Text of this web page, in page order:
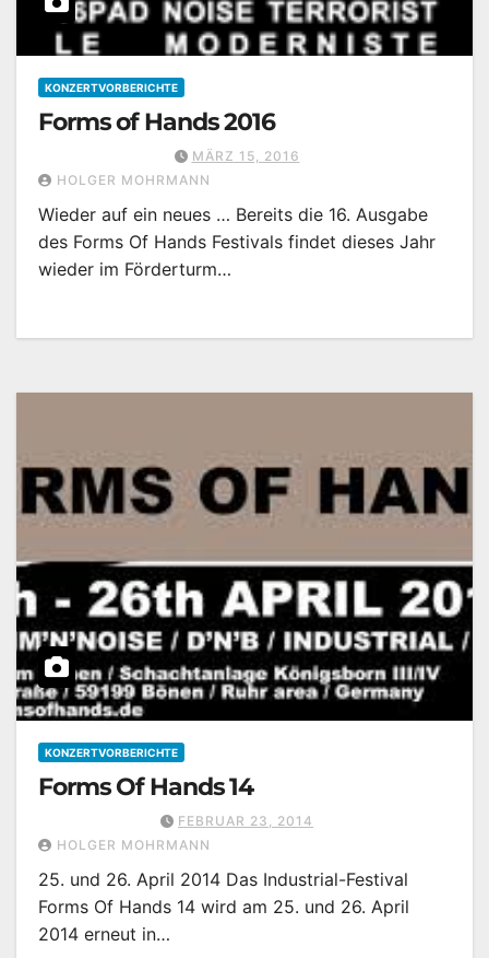
KONZERTVORBERICHTE
Forms of Hands 2016
MÄRZ 15, 2016
HOLGER MOHRMANN
Wieder auf ein neues … Bereits die 16. Ausgabe
des Forms Of Hands Festivals findet dieses Jahr
wieder im Förderturm…
KONZERTVORBERICHTE
Forms Of Hands 14
FEBRUAR 23, 2014
HOLGER MOHRMANN
25. und 26. April 2014 Das Industrial-Festival
Forms Of Hands 14 wird am 25. und 26. April
2014 erneut in…